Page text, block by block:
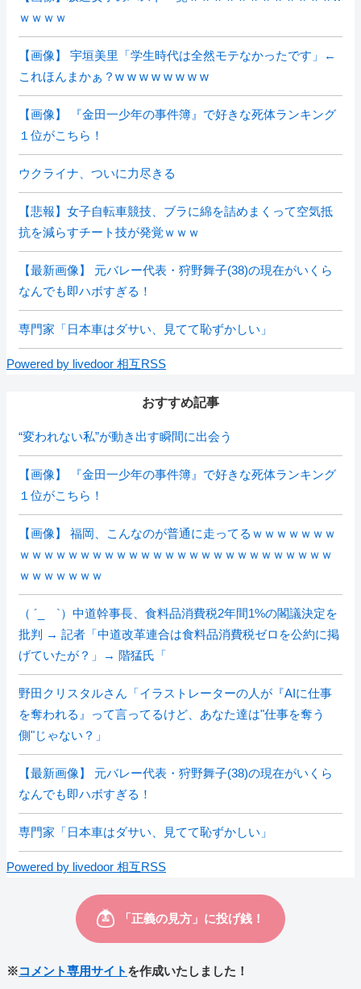
ｗｗｗｗ
【画像】 宇垣美里「学生時代は全然モテなかったです」←
これほんまかぁ？w w w w w w w w
【画像】 『金田一少年の事件簿』で好きな死体ランキング
１位がこちら！
ウクライナ、ついに力尽きる
【悲報】女子自転車競技、ブラに綿を詰めまくって空気抵
抗を減らすチート技が発覚ｗｗｗ
【最新画像】 元バレー代表・狩野舞子(38)の現在がいくら
なんでも即ハボすぎる！
専門家「日本車はダサい、見てて恥ずかしい」
Powered by livedoor 相互RSS
おすすめ記事
“変われない私”が動き出す瞬間に出会う
【画像】 『金田一少年の事件簿』で好きな死体ランキング
１位がこちら！
【画像】 福岡、こんなのが普通に走ってるｗｗｗｗｗｗｗ
ｗｗｗｗｗｗｗｗｗｗｗｗｗｗｗｗｗｗｗｗｗｗｗｗｗｗ
ｗｗｗｗｗｗｗ
（ ´_ゝ`）中道幹事長、食料品消費税2年間1%の閣議決定を
批判 → 記者「中道改革連合は食料品消費税ゼロを公約に掲
げていたが？」→ 階猛氏「
野田クリスタルさん「イラストレーターの人が『AIに仕事
を奪われる』って言ってるけど、あなた達は"仕事を奪う
側"じゃない？」
【最新画像】 元バレー代表・狩野舞子(38)の現在がいくら
なんでも即ハボすぎる！
専門家「日本車はダサい、見てて恥ずかしい」
Powered by livedoor 相互RSS
※コメント専用サイト を作成いたしました！